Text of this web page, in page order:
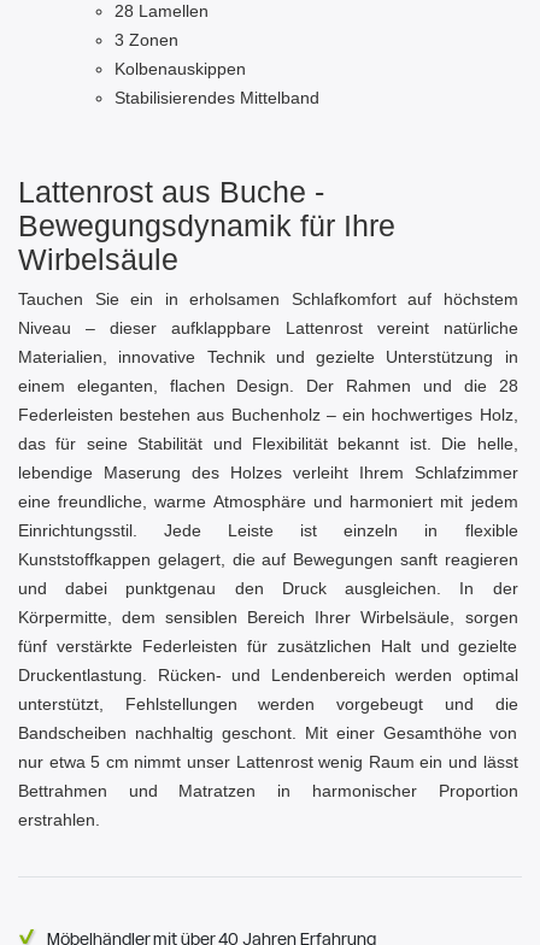
28 Lamellen
3 Zonen
Kolbenauskippen
Stabilisierendes Mittelband
Lattenrost aus Buche -
Bewegungsdynamik für Ihre
Wirbelsäule
Tauchen Sie ein in erholsamen Schlafkomfort auf höchstem
Niveau – dieser aufklappbare Lattenrost vereint natürliche
Materialien, innovative Technik und gezielte Unterstützung in
einem eleganten, flachen Design. Der Rahmen und die 28
Federleisten bestehen aus Buchenholz – ein hochwertiges Holz,
das für seine Stabilität und Flexibilität bekannt ist. Die helle,
lebendige Maserung des Holzes verleiht Ihrem Schlafzimmer
eine freundliche, warme Atmosphäre und harmoniert mit jedem
Einrichtungsstil. Jede Leiste ist einzeln in flexible
Kunststoffkappen gelagert, die auf Bewegungen sanft reagieren
und dabei punktgenau den Druck ausgleichen. In der
Körpermitte, dem sensiblen Bereich Ihrer Wirbelsäule, sorgen
fünf verstärkte Federleisten für zusätzlichen Halt und gezielte
Druckentlastung. Rücken- und Lendenbereich werden optimal
unterstützt, Fehlstellungen werden vorgebeugt und die
Bandscheiben nachhaltig geschont. Mit einer Gesamthöhe von
nur etwa 5 cm nimmt unser Lattenrost wenig Raum ein und lässt
Bettrahmen und Matratzen in harmonischer Proportion
erstrahlen.
Möbelhändler mit über 40 Jahren Erfahrung